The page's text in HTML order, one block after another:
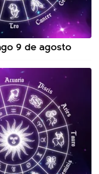
9 de agosto